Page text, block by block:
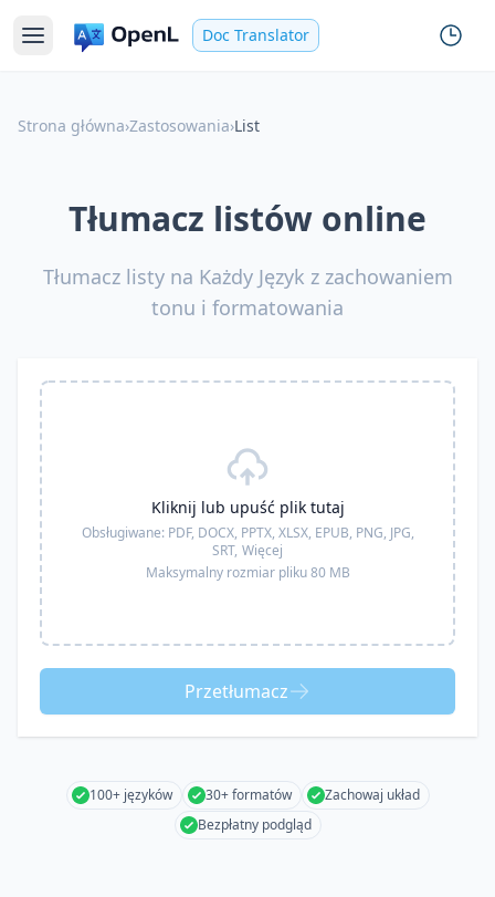
Doc Translator
Strona główna›Zastosowania›List
Tłumacz listów online
Tłumacz listy na Każdy Język z zachowaniem
tonu i formatowania
Kliknij lub upuść plik tutaj
Obsługiwane: PDF, DOCX, PPTX, XLSX, EPUB, PNG, JPG,
SRT, Więcej
Maksymalny rozmiar pliku 80 MB
Przetłumacz
100+ języków 30+ formatów
Zachowaj układ
Bezpłatny podgląd